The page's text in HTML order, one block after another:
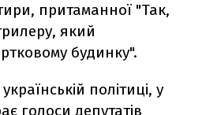
притаманної "Так,
який
будинку".
політиці, у
голоси депутатів